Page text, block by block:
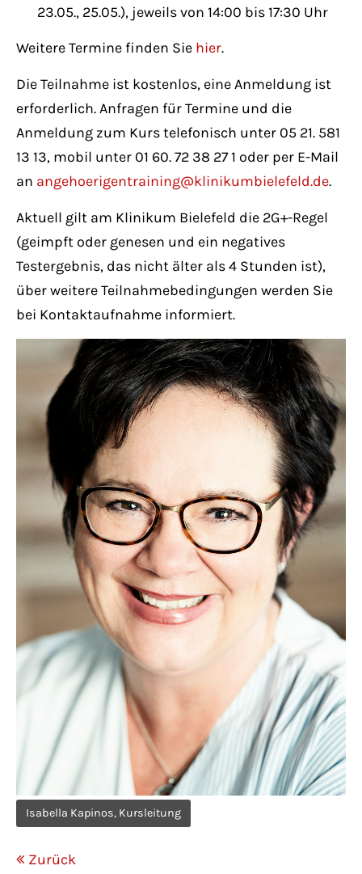
23.05., 25.05.), jeweils von 14:00 bis 17:30 Uhr
Weitere Termine finden Sie hier.
Die Teilnahme ist kostenlos, eine Anmeldung ist
erforderlich. Anfragen für Termine und die
Anmeldung zum Kurs telefonisch unter 05 21. 581
13 13, mobil unter 01 60. 72 38 27 1 oder per E-Mail
an angehoerigentraining@klinikumbielefeld.de.
Aktuell gilt am Klinikum Bielefeld die 2G+-Regel
(geimpft oder genesen und ein negatives
Testergebnis, das nicht älter als 4 Stunden ist),
über weitere Teilnahmebedingungen werden Sie
bei Kontaktaufnahme informiert.
Isabella Kapinos, Kursleitung
Zurück